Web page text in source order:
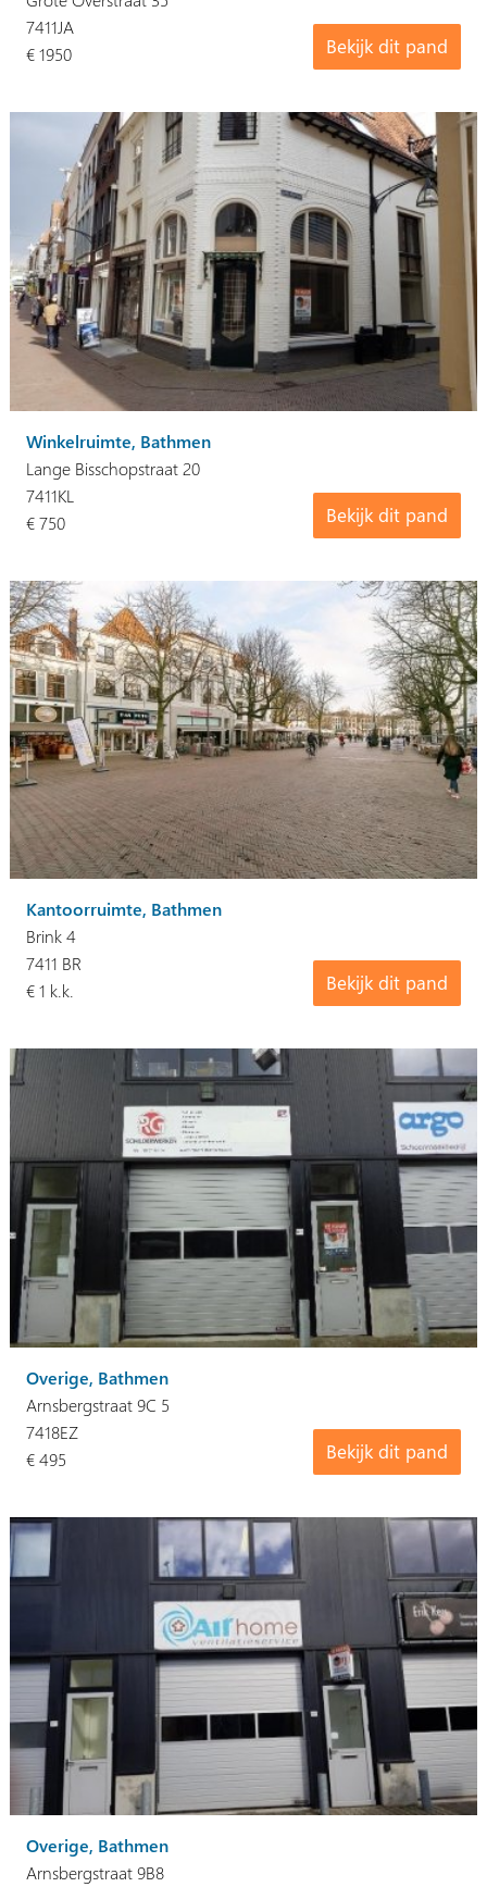
Bekijk dit pand
7411JA
€ 1950
Winkelruimte, Bathmen
Lange Bisschopstraat 20
Bekijk dit pand
7411KL
€ 750
Kantoorruimte, Bathmen
Brink 4
Bekijk dit pand
7411 BR
€ 1 k.k.
Overige, Bathmen
Arnsbergstraat 9C 5
Bekijk dit pand
7418EZ
€ 495
Overige, Bathmen
Arnsbergstraat 9B8